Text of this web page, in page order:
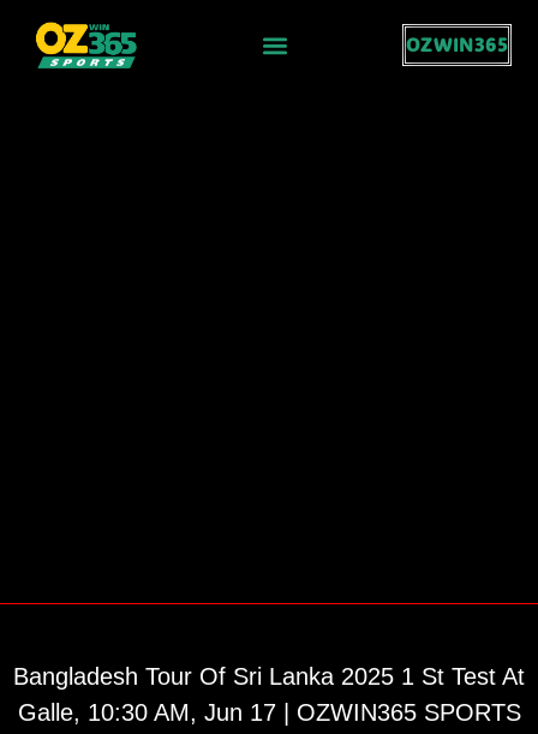
OZWIN365
Bangladesh Tour Of Sri Lanka 2025 1 St Test At
Galle, 10:30 AM, Jun 17 | OZWIN365 SPORTS